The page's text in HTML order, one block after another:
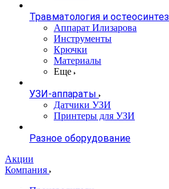
Травматология и остеосинтез
Аппарат Илизарова
Инструменты
Крючки
Материалы
Еще
УЗИ-аппараты
Датчики УЗИ
Принтеры для УЗИ
Разное оборудование
Акции
Компания